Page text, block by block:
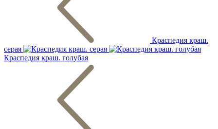
Краспедия краш.
серая
Краспедия краш. голубая